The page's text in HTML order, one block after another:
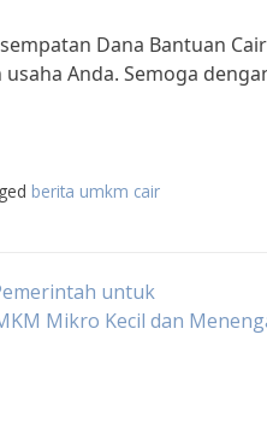
Dana Bantuan
Anda. Semoga
berita umkm cair
untuk
Mikro Kecil dan